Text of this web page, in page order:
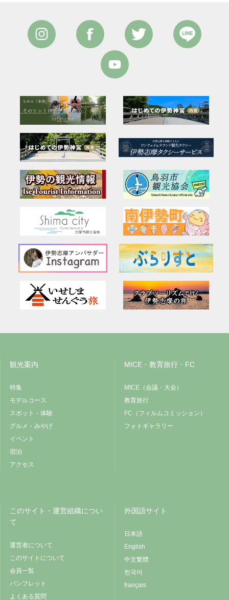
観光案内
特集
モデルコース
スポット・体験
グルメ・みやげ
イベント
宿泊
アクセス
MICE・教育旅行・FC
MICE（会議・大会）
教育旅行
FC（フィルムコミッション）
フォトギャラリー
このサイト・運営組織につい
て
運営者について
このサイトについて
会員一覧
パンフレット
よくある質問
外国語サイト
日本語
English
中文繁體
한국어
français